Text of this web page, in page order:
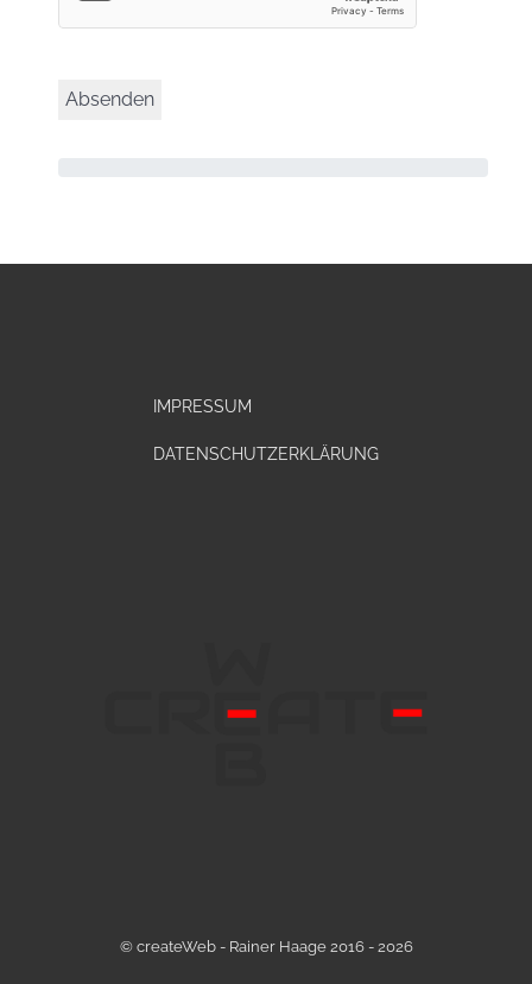
IMPRESSUM
DATENSCHUTZERKLÄRUNG
© createWeb - Rainer Haage 2016 - 2026